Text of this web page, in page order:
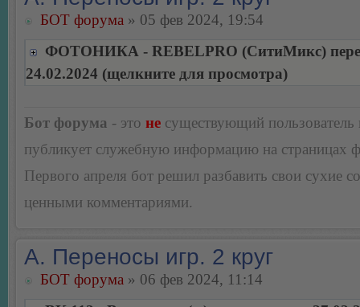
БОТ форума » 05 фев 2024, 19:54
ФОТОНИКА - REBELPRO (СитиМикс)
24.02.2024 (щелкните для просмотра)
Бот форума - это не существующий пользователь
публикует служебную информацию на страницах
Первого апреля бот решил разбавить свои сухие
ценными комментариями.
А. Переносы игр. 2 круг
БОТ форума » 06 фев 2024, 11:14